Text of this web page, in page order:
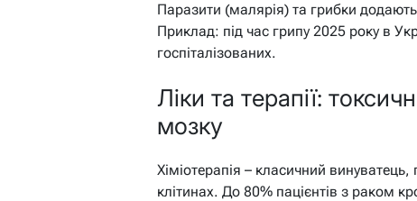
Паразити (малярія) та грибки додають
Приклад: під час грипу 2025 року в
госпіталізованих.
Ліки та терапії:
мозку
Хіміотерапія – класичний
клітинах. До 80% пацієнтів з раком